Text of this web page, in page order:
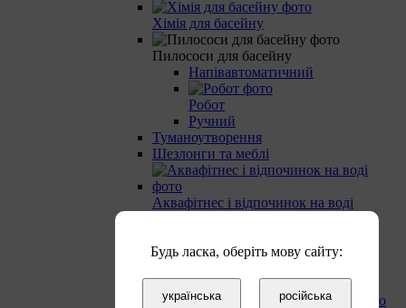
Хімія для басейну
Пилососи для басейну
Напівавтоматичний
Робот
Ручний
Туманоутворення
Шезлонги та меблі
Аквафітнес і відпочинок на воді
Намотувальний пристрій
Аксесуари
Будь ласка, оберіть мову сайту:
українська російська